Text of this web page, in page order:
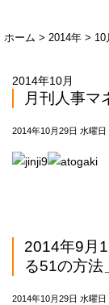
ホーム > 2014年 > 10
2014年10月
月刊人事マ
2014年10月29日 水曜日
2014年9月
る51の方法
2014年10月29日 水曜日